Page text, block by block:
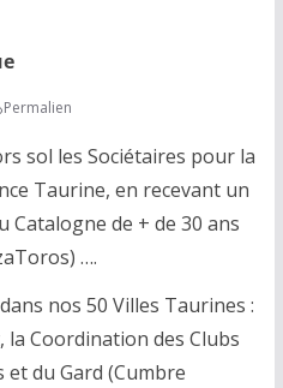
Permalien
sol les Sociétaires pour la
Taurine, en recevant un
Catalogne de + de 30 ans
….
nos 50 Villes Taurines :
la Coordination des Clubs
du Gard (Cumbre